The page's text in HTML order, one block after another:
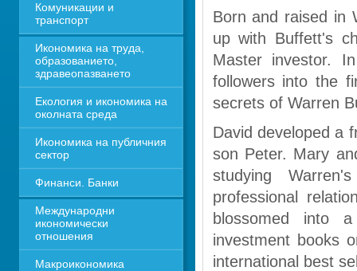
Комуникации и
транспорт
Икономика на труда,
образованието,
здравеопазването
Екология и икономика на
околната среда
Икономика на публичния
сектор
Финанси. Банки
Международни
икономически
отношения
Макроикономика
Born and raised in
up with Buffett's
Master investor.
followers into the
secrets of Warren
David developed a
son Peter. Mary
studying
professional
blossomed into
investment books
international best